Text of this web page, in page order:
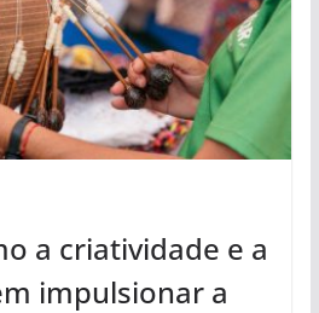
a criatividade e a
impulsionar a